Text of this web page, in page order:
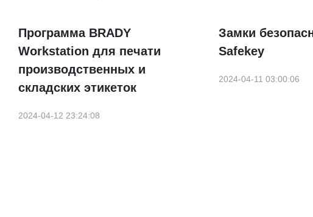
Программа BRADY
Workstation для печати
производственных и
складских этикеток
2024-04-12 23:24:08
Замки
Safekey
2024-04-11 03:00:06